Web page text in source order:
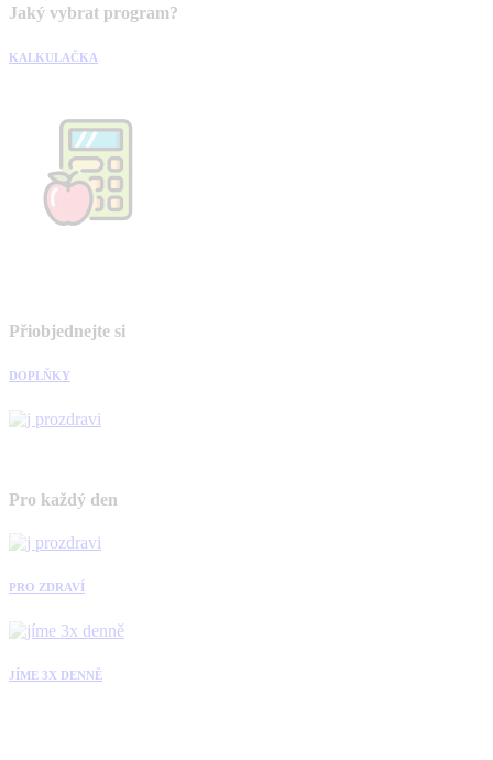
Jaký vybrat program?
KALKULAČKA
Přiobjednejte si
DOPLŇKY
Pro každý den
PRO ZDRAVÍ
JÍME 3X DENNĚ